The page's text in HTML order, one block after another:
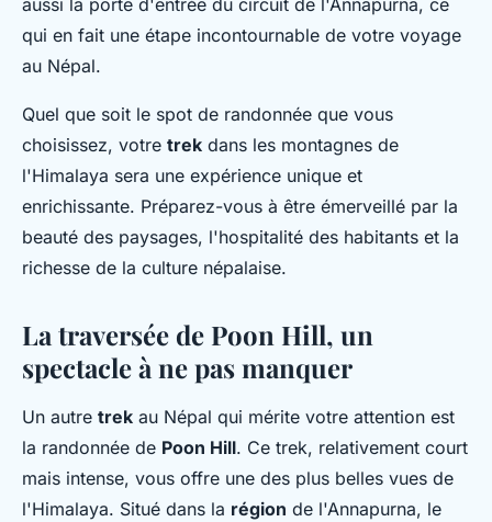
aussi la porte d'entrée du circuit de l'Annapurna, ce
qui en fait une étape incontournable de votre voyage
au Népal.
Quel que soit le spot de randonnée que vous
choisissez, votre trek dans les montagnes de
l'Himalaya sera une expérience unique et
enrichissante. Préparez-vous à être émerveillé par la
beauté des paysages, l'hospitalité des habitants et la
richesse de la culture népalaise.
La traversée de Poon Hill, un
spectacle à ne pas manquer
Un autre trek au Népal qui mérite votre attention est
la randonnée de Poon Hill. Ce trek, relativement court
mais intense, vous offre une des plus belles vues de
l'Himalaya. Situé dans la région de l'Annapurna, le